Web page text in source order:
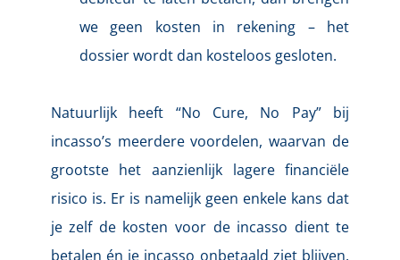
we geen kosten in rekening – het
dossier wordt dan kosteloos gesloten.
Natuurlijk heeft “No Cure, No Pay” bij
incasso’s meerdere voordelen, waarvan de
grootste het aanzienlijk lagere financiële
risico is. Er is namelijk geen enkele kans dat
je zelf de kosten voor de incasso dient te
betalen én je incasso onbetaald ziet blijven.